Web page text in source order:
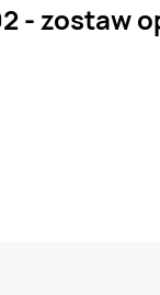
- zostaw